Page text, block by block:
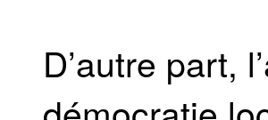
D’autre part,